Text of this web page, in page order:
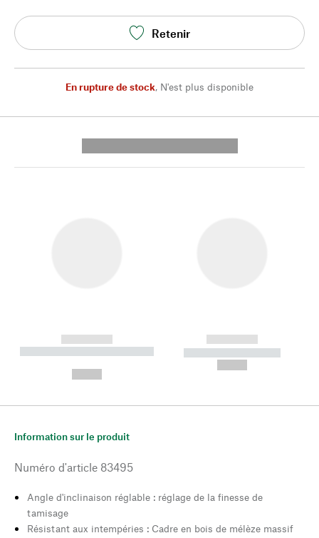
Retenir
En rupture de stock, N'est plus disponible
------------
----------- ----------- --------
------------
----------- -----------
Information sur le produit
Numéro d'article 83495
Angle d'inclinaison réglable : réglage de la finesse de
tamisage
Résistant aux intempéries : Cadre en bois de mélèze massif